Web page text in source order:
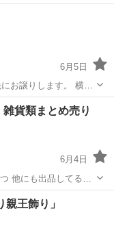
ものなので、手芸等が
す。 中古にご理解い
6月5日
お譲りします。 横幅
段です 段はある程度
ります。
貨類まとめ売り
6月4日
品してるの
ク
王飾り」